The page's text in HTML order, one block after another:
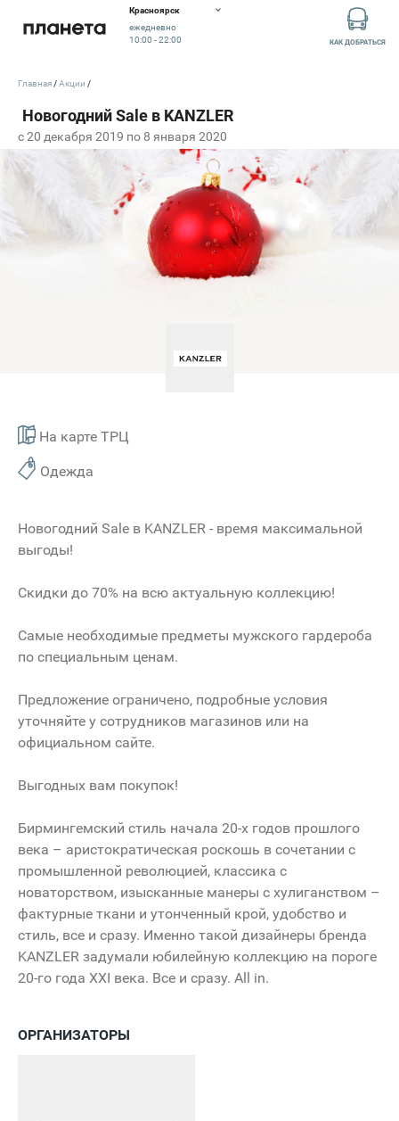
Красноярск
ежедневно
10:00 - 22:00
КАК ДОБРАТЬСЯ
c 20 декабря 2019 по 8 января 2020
На карте ТРЦ
Одежда
Главная Акции
Новогодний Sale в KANZLER - время максимальной
выгоды!
Скидки до 70% на всю актуальную коллекцию!
Самые необходимые предметы мужского гардероба
по специальным ценам.
Предложение ограничено, подробные условия
уточняйте у сотрудников магазинов или на
официальном сайте.
Выгодных вам покупок!
Бирмингемский стиль начала 20-х годов прошлого
века – аристократическая роскошь в сочетании с
промышленной революцией, классика с
новаторством, изысканные манеры с хулиганством –
фактурные ткани и утонченный крой, удобство и
стиль, все и сразу. Именно такой дизайнеры бренда
KANZLER задумали юбилейную коллекцию на пороге
20-го года XXI века. Все и сразу. All in.
ОРГАНИЗАТОРЫ